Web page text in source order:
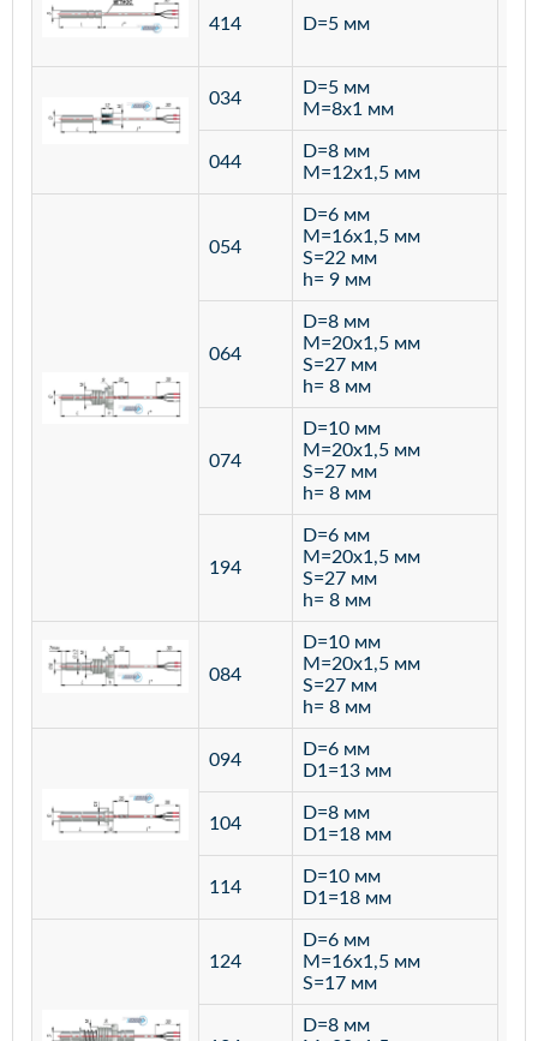
414 D=5 мм
034
D=5 мм
M=8х1 мм
044
D=8 мм
M=12х1,5 мм
054
D=6 мм
M=16х1,5 мм
S=22 мм
h= 9 мм
064
D=8 мм
M=20х1,5 мм
S=27 мм
h= 8 мм
074
D=10 мм
M=20х1,5 мм
S=27 мм
h= 8 мм
194
D=6 мм
M=20х1,5 мм
S=27 мм
h= 8 мм
084
D=10 мм
M=20х1,5 мм
S=27 мм
h= 8 мм
094
D=6 мм
D1=13 мм
104
D=8 мм
D1=18 мм
114
D=10 мм
D1=18 мм
124
D=6 мм
M=16х1,5 мм
S=17 мм
D=8 мм